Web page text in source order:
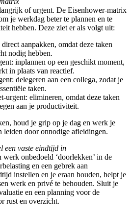
of urgent. De Eisenhower-matrix
je werkdag beter te plannen en te
hebben. Deze ziet er als volgt uit:
aanpakken, omdat deze taken
nodig hebben.
inplannen op een geschikt moment,
in plaats van reactief.
delegeren aan een collega, zodat je
taken.
urgent: elimineren, omdat deze taken
aan je productiviteit.
houd je grip op je dag en werk je
leiden door onnodige afleidingen.
een vaste eindtijd in
onbedoeld ‘doorlekken’ in de
en een gebrek aan
instellen en je eraan houden, helpt je
werk en privé te behouden. Sluit je
en een planning voor de
rust en overzicht.